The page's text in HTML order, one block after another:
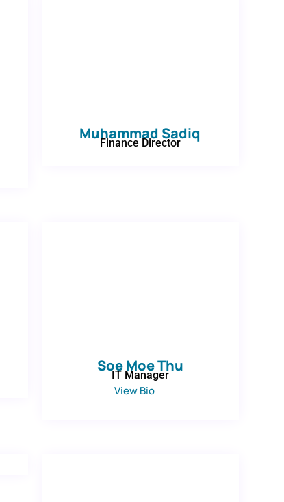
Muhammad Sadiq
Finance Director
Soe Moe Thu
IT Manager
View Bio